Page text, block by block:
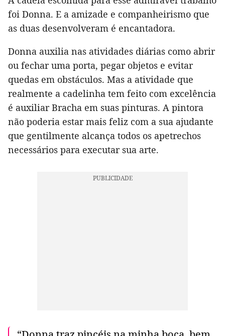
foi Donna. E a amizade e companheirismo que
as duas desenvolveram é encantadora.
Donna auxilia nas atividades diárias como abrir
ou fechar uma porta, pegar objetos e evitar
quedas em obstáculos. Mas a atividade que
realmente a cadelinha tem feito com excelência
é auxiliar Bracha em suas pinturas. A pintora
não poderia estar mais feliz com a sua ajudante
que gentilmente alcança todos os apetrechos
necessários para executar sua arte.